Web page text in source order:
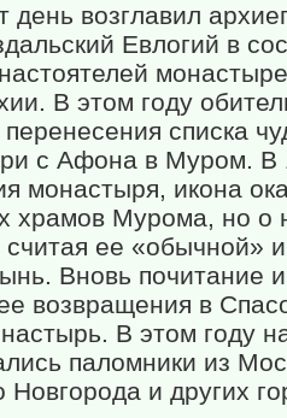
день возглавил
Евлогий в
В этом году
списка
с Афона в Муром. В
монастыря, икона
храмов Мурома, но о
ее «обычной»
Вновь почитание
возвращения в
В этом году
паломники из
и других